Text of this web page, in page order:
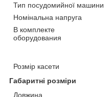
Тип посудомийної машини
Номінальна напруга
В комплекте
оборудования
Розмір касети
Габаритні розміри
Довжина